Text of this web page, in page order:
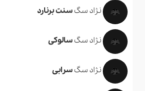
نژاد سگسنت برنارد
نژاد سگسالوکی
نژاد سگسرابی